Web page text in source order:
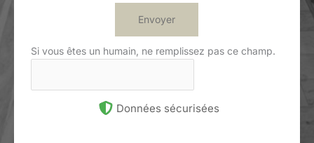
Envoyer
Si vous êtes un humain, ne remplissez pas ce champ.
Données sécurisées